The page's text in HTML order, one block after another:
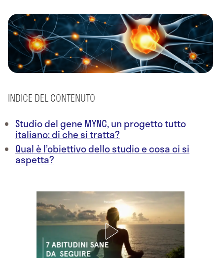
INDICE DEL CONTENUTO
Studio del gene MYNC, un progetto tutto
italiano: di che si tratta?
Qual è l’obiettivo dello studio e cosa ci si
aspetta?